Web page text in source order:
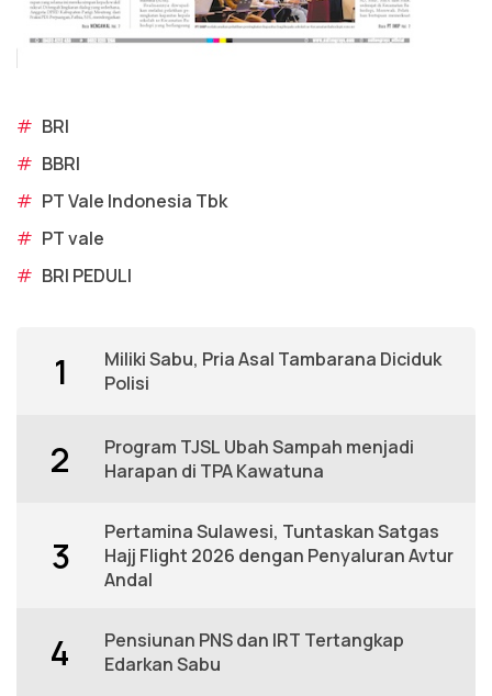
# BRI
# BBRI
# PT Vale Indonesia Tbk
# PT vale
# BRI PEDULI
1
Miliki Sabu, Pria Asal Tambarana Diciduk
Polisi
2
Program TJSL Ubah Sampah menjadi
Harapan di TPA Kawatuna
3
Pertamina Sulawesi, Tuntaskan Satgas
Hajj Flight 2026 dengan Penyaluran Avtur
Andal
4
Pensiunan PNS dan IRT Tertangkap
Edarkan Sabu